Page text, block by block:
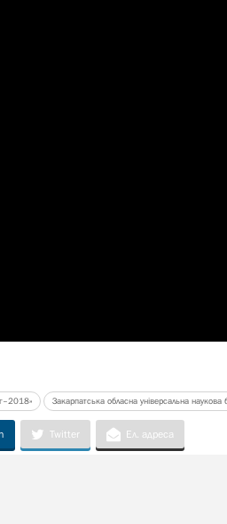
Закарпатська обласна універсальна наукова
Twitter Ел. адреса